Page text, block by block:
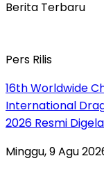
Berita Terbaru
Pers Rilis
16th Worldwide
International
2026 Resmi
Minggu, 9 Agu